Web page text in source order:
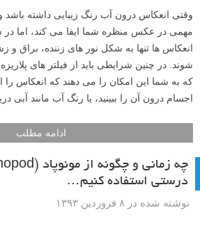
وقتی انعکاس درون آب رنگ زیبایی داشته باشد
مهمی در عکس منظره شما ایفا می کند، اما
انعکاس ها تنها به شکل نور های زننده، براق
که به شما این امکان را می دهند که انعکاس را
اجسام درون آن را ببینید، یا رنگ آب مانند آبی دریا
ادامه مطلب
درستی استفاده کنیم…
نوشته شده در ۸ فروردین ۱۳۹۳